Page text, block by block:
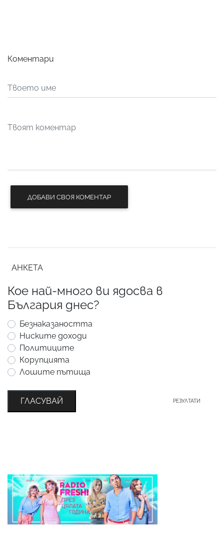
Коментари
ДОБАВИ СВОЯ КОМЕНТАР
АНКЕТА
Кое най-много ви ядосва в
България днес?
Безнаказаността
Ниските доходи
Политиците
Корупцията
Лошите пътища
ГЛАСУВАЙ РЕЗУЛТАТИ